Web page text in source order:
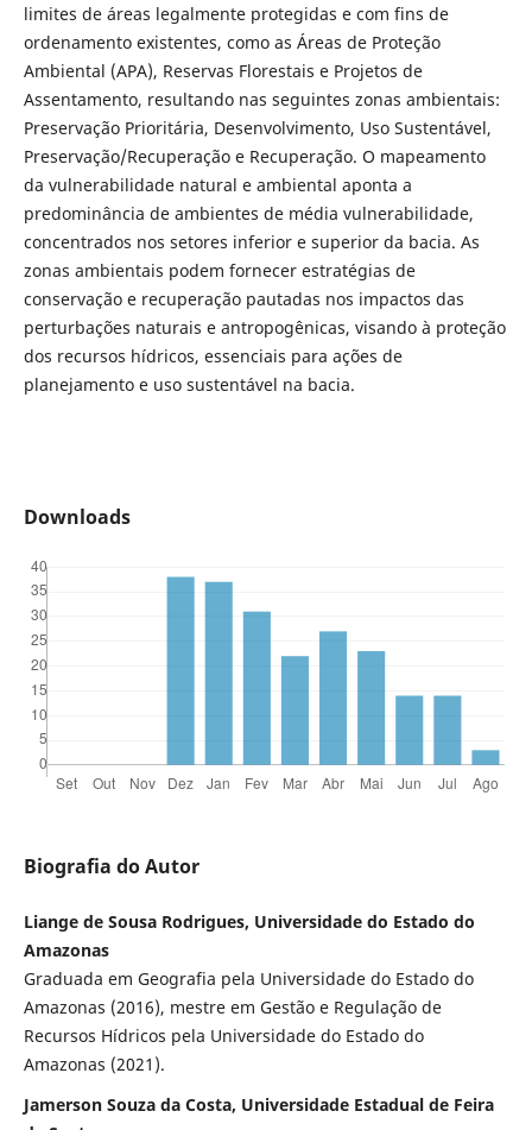
limites de áreas legalmente protegidas e com fins de
ordenamento existentes, como as Áreas de Proteção
Ambiental (APA), Reservas Florestais e Projetos de
Assentamento, resultando nas seguintes zonas ambientais:
Preservação Prioritária, Desenvolvimento, Uso Sustentável,
Preservação/Recuperação e Recuperação. O mapeamento
da vulnerabilidade natural e ambiental aponta a
predominância de ambientes de média vulnerabilidade,
concentrados nos setores inferior e superior da bacia. As
zonas ambientais podem fornecer estratégias de
conservação e recuperação pautadas nos impactos das
perturbações naturais e antropogênicas, visando à proteção
dos recursos hídricos, essenciais para ações de
planejamento e uso sustentável na bacia.
Downloads
Biografia do Autor
Liange de Sousa Rodrigues, Universidade do Estado do
Amazonas
Graduada em Geografia pela Universidade do Estado do
Amazonas (2016), mestre em Gestão e Regulação de
Recursos Hídricos pela Universidade do Estado do
Amazonas (2021).
Jamerson Souza da Costa, Universidade Estadual de Feira